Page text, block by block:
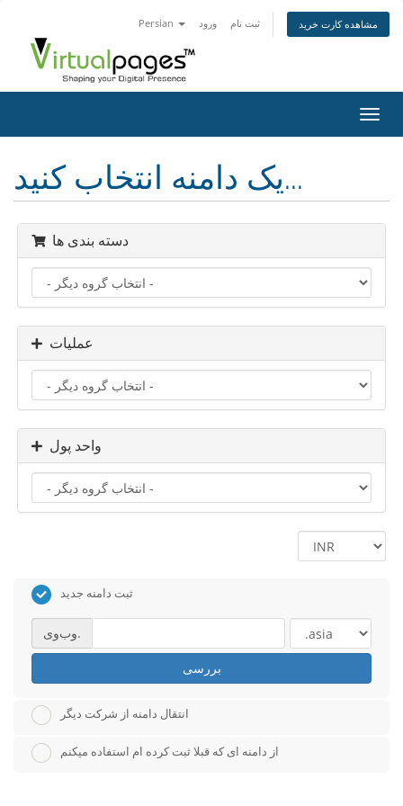
Persian ورود ثبت نام مشاهده کارت خرید
تغییر
یک دامنه انتخاب کنید...
دسته بندی ها
عملیات
واحد پول
ثبت دامنه جدید
وب‌وی.
بررسی
انتقال دامنه از شرکت دیگر
از دامنه ای که قبلا ثبت کرده ام استفاده میکنم